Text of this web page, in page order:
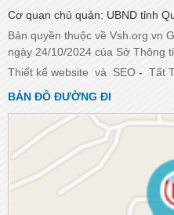
Cơ quan chủ quản: UBND tỉnh
Bản quyền thuộc về Vsh.org.vn
ngày 24/10/2024 của Sở Thông
Thiết kế website và SEO - Tất
BẢN ĐỒ ĐƯỜNG ĐI